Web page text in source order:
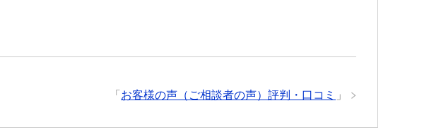
「 お客様の声（ご相談者の声）評判・口コミ 」